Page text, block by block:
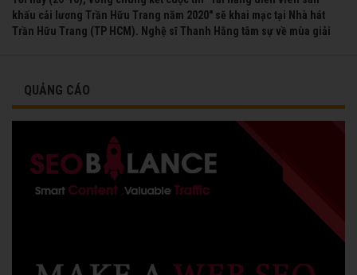
khấu cải lương Trần Hữu Trang năm 2020" sẽ khai mạc tại Nhà hát
Trần Hữu Trang (TP HCM). Nghệ sĩ Thanh Hằng tâm sự về mùa giải
QUẢNG CÁO